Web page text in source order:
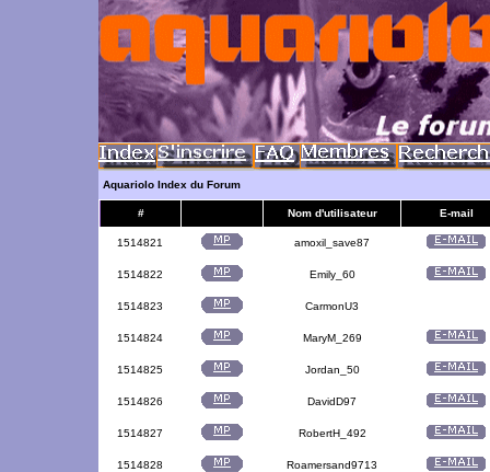
Aquariolo Index du Forum
# Nom d'utilisateur E-mail
1514821 amoxil_save87
1514822 Emily_60
1514823 CarmonU3
1514824 MaryM_269
1514825 Jordan_50
1514826 DavidD97
1514827 RobertH_492
1514828 Roamersand9713